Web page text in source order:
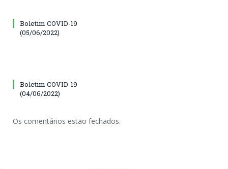
Boletim COVID-19
(05/06/2022)
Boletim COVID-19
(04/06/2022)
Os comentários estão fechados.